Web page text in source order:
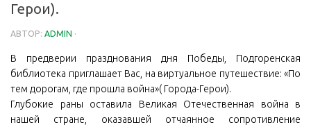
Герои).
АВТОР: ADMIN ·
В предверии празднования дня Победы, Подгоренская
библиотека приглашает Вас, на виртуальное путешествие: «По
тем дорогам, где прошла война»( Города-Герои).
Глубокие раны оставила Великая Отечественная война в
нашей стране, оказавшей отчаянное сопротивление